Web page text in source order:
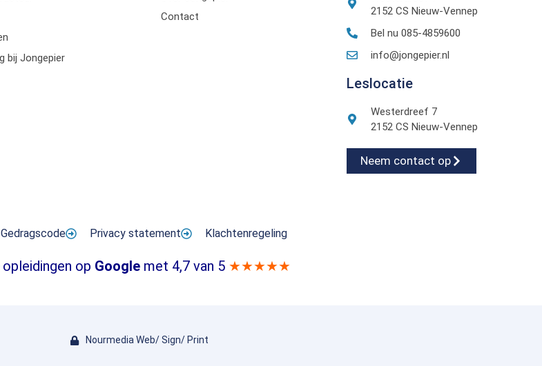
bij Jongepier
Contact
2152 CS Nieuw-Vennep
Bel nu 085-4859600
info@jongepier.nl
Leslocatie
Westerdreef 7
2152 CS Nieuw-Vennep
Neem contact op
Gedragscode Privacy statement Klachtenregeling
op Googlemet 4,7 van 5 ★★★★★
Nourmedia Web/ Sign/ Print